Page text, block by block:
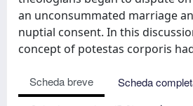
an unconsummated marriage
nuptial consent. In this
concept of potestas corporis
Scheda breve
Scheda